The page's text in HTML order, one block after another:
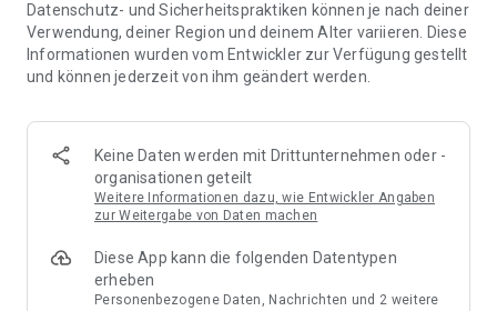
Datenschutz- und Sicherheitspraktiken können je nach deiner
Verwendung, deiner Region und deinem Alter variieren. Diese
Informationen wurden vom Entwickler zur Verfügung gestellt
und können jederzeit von ihm geändert werden.
Keine Daten werden mit Drittunternehmen oder -
organisationen geteilt
Weitere Informationen dazu, wie Entwickler Angaben
zur Weitergabe von Daten machen
Diese App kann die folgenden Datentypen
erheben
Personenbezogene Daten, Nachrichten und 2 weitere